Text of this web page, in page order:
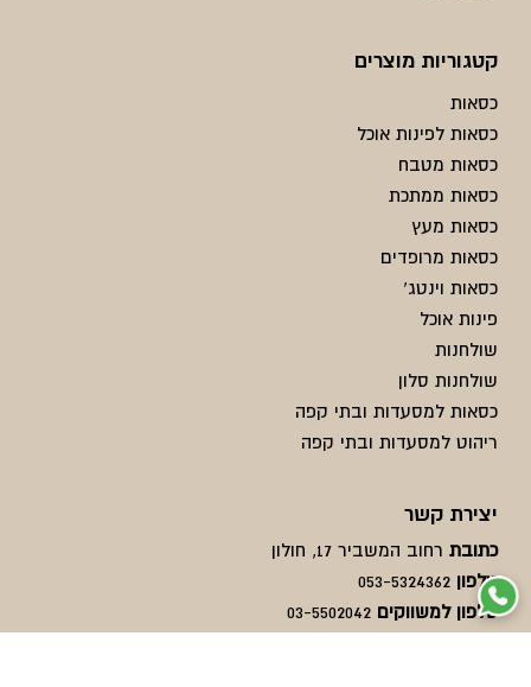
קטגוריות מוצרים
כסאות
כסאות לפינות אוכל
כסאות מטבח
כסאות ממתכת
כסאות מעץ
כסאות מרופדים
כסאות וינטג'
פינות אוכל
שולחנות
שולחנות סלון
כסאות למסעדות ובתי קפה
ריהוט למסעדות ובתי קפה
יצירת קשר
כתובת רחוב המשביר 17, חולון
טלפון 053-5324362
טלפון למשווקים 03-5502042